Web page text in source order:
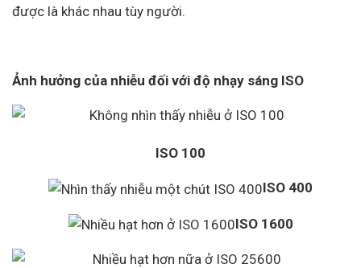
được là khác nhau tùy người.
Ảnh hưởng của nhiễu đối với độ nhạy sáng ISO
ISO 100
ISO 400
ISO 1600